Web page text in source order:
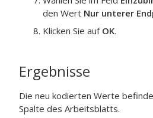
den Wert Nur unterer
Klicken Sie auf OK.
Ergebnisse
Die neu kodierten Werte
Spalte des Arbeitsblatts.